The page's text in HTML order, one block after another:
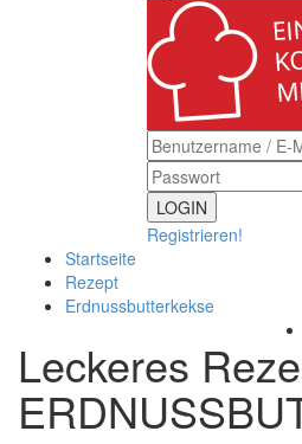
LOGIN
Registrieren!
Startseite
Rezept
Erdnussbutterkekse
Leckeres